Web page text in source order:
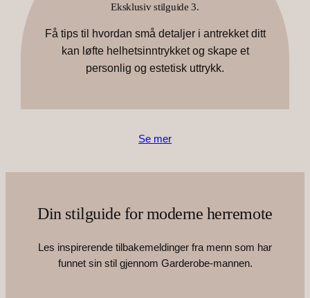
Eksklusiv stilguide 3.
Få tips til hvordan små detaljer i antrekket ditt
kan løfte helhetsinntrykket og skape et
personlig og estetisk uttrykk.
Se mer
Din stilguide for moderne herremote
Les inspirerende tilbakemeldinger fra menn som har
funnet sin stil gjennom Garderobe-mannen.